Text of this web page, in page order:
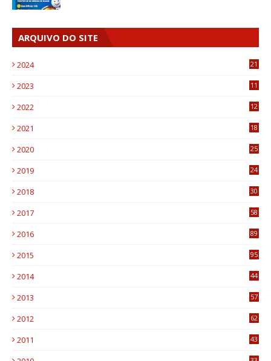
ARQUIVO DO SITE
2024 21
2023
11
2022
12
2021
18
2020
25
2019
24
2018
30
2017
58
2016
89
2015
95
2014
44
2013
57
2012
62
2011
43